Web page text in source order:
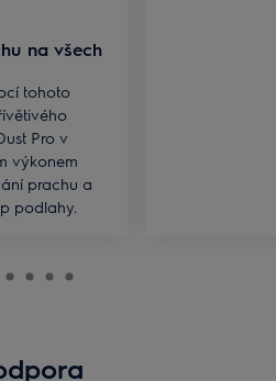
na všech
tohoto
Pro v
výkonem
prachu a
podlahy.